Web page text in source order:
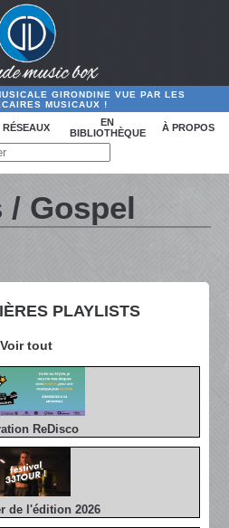
GIRONDINE VUE PAR LES
MUSICAUX !
RÉSEAUX
EN
BIBLIOTHÈQUE
À PROPOS
PLAYLISTS
Voir tout
ReDisco
de l'édition 2026
/ Gospel